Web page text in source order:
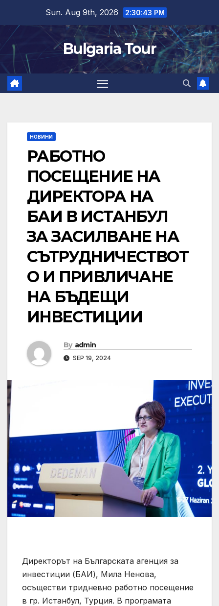
content
Sun. Aug 9th, 2026 2:30:44 PM
Bulgaria Tour
НОВИНИ
РАБОТНО
ПОСЕЩЕНИЕ НА
ДИРЕКТОРА НА
БАИ В ИСТАНБУЛ
ЗА ЗАСИЛВАНЕ НА
СЪТРУДНИЧЕСТВОТ
О И ПРИВЛИЧАНЕ
НА БЪДЕЩИ
ИНВЕСТИЦИИ
By admin
SEP 19, 2024
Директорът на Българската агенция за
инвестиции (БАИ), Мила Ненова,
осъществи тридневно работно посещение
в гр. Истанбул, Турция. В програмата